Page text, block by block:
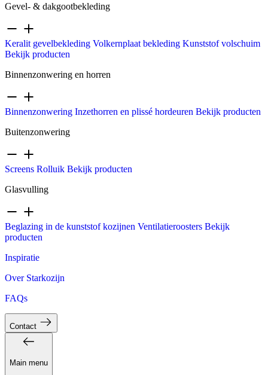
Gevel- & dakgootbekleding
Keralit gevelbekleding Volkernplaat bekleding Kunststof volschuim
Bekijk producten
Binnenzonwering en horren
Binnenzonwering Inzethorren en plissé hordeuren Bekijk producten
Buitenzonwering
Screens Rolluik Bekijk producten
Glasvulling
Beglazing in de kunststof kozijnen Ventilatieroosters Bekijk
producten
Inspiratie
Over Starkozijn
FAQs
Contact
Main menu